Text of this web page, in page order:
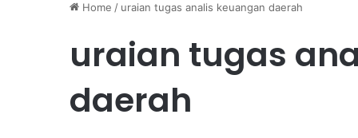
Home / uraian tugas analis keuangan daerah
uraian tugas
daerah